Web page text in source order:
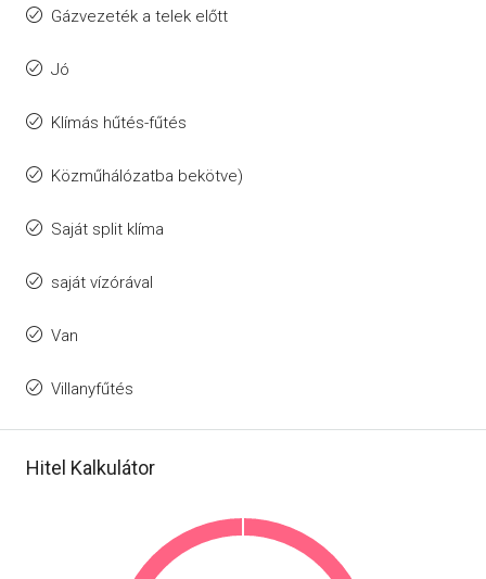
Gázvezeték a telek előtt
Jó
Klímás hűtés-fűtés
Közműhálózatba bekötve)
Saját split klíma
saját vízórával
Van
Villanyfűtés
Hitel Kalkulátor